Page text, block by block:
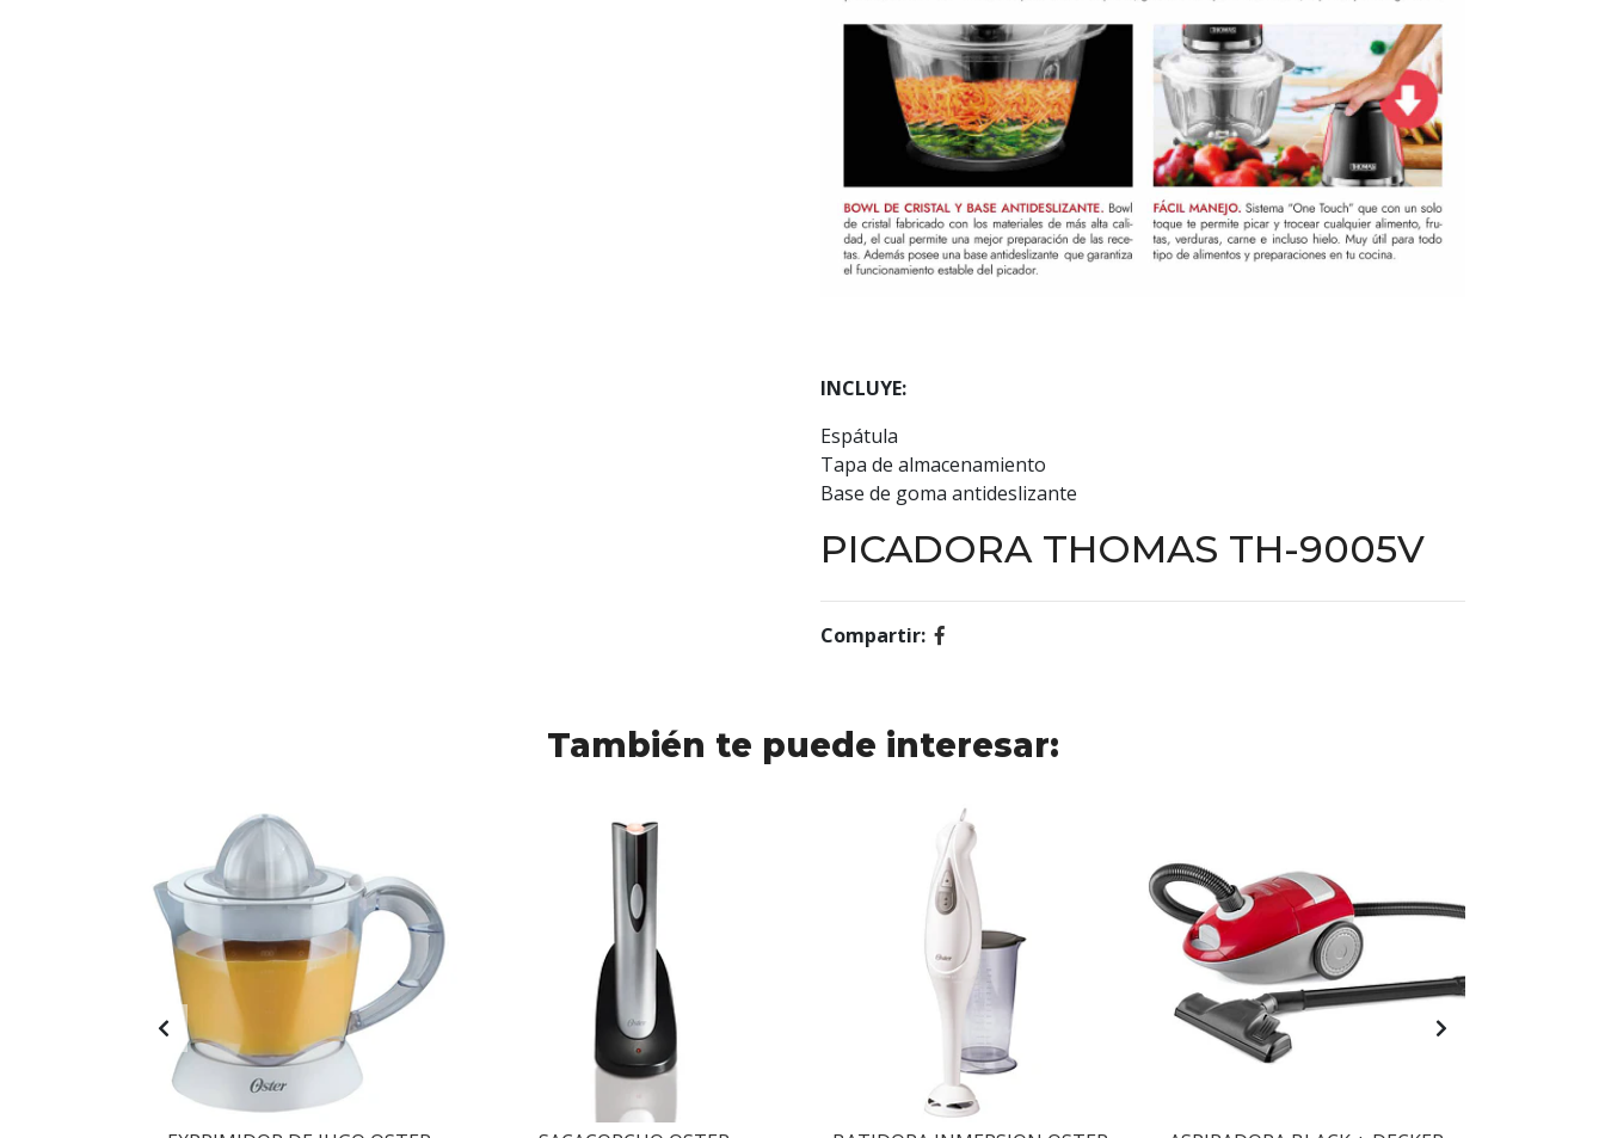
INCLUYE:
Espátula
Tapa de almacenamiento
Base de goma antideslizante
PICADORA THOMAS TH-9005V
Compartir:
También te puede interesar: